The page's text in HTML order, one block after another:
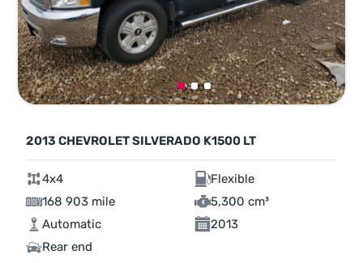
2013 CHEVROLET SILVERADO K1500 LT
4x4
Flexible
168 903 mile
5,300 cm³
Automatic
2013
Rear end